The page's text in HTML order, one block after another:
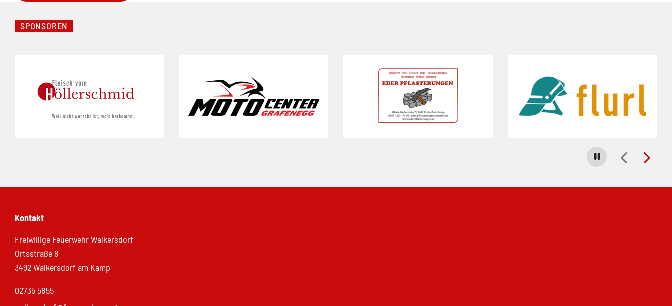
SPONSOREN
Carousel stoppen
Kontakt
Freiwillige Feuerwehr Walkersdorf
Ortsstraße 8
3492 Walkersdorf am Kamp
02735 5855